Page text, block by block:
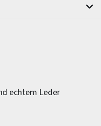
echtem Leder